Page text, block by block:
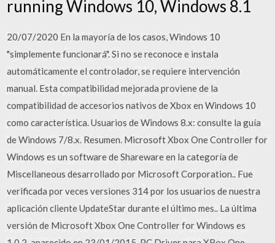
running Windows 10, Windows 8.1
20/07/2020 En la mayoría de los casos, Windows 10
"simplemente funcionará". Si no se reconoce e instala
automáticamente el controlador, se requiere intervención
manual. Esta compatibilidad mejorada proviene de la
compatibilidad de accesorios nativos de Xbox en Windows 10
como característica. Usuarios de Windows 8.x: consulte la guía
de Windows 7/8.x. Resumen. Microsoft Xbox One Controller for
Windows es un software de Shareware en la categoría de
Miscellaneous desarrollado por Microsoft Corporation.. Fue
verificada por veces versiones 314 por los usuarios de nuestra
aplicación cliente UpdateStar durante el último mes.. La última
versión de Microsoft Xbox One Controller for Windows es